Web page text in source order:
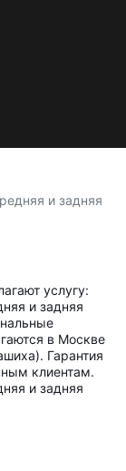
и задняя
услугу:
и задняя
в Москве
Гарантия
клиентам.
и задняя